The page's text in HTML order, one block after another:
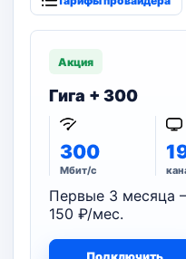
Акция
Гига + 300
300
Мбит/с
Первые 3 месяца
150 ₽/мес.